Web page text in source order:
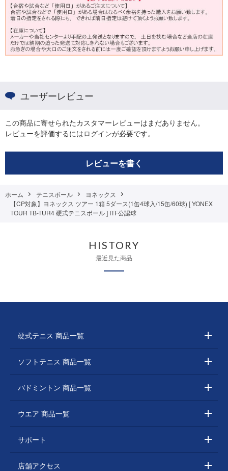
ユーザーレビュー
この商品に寄せられたカスタマーレビューはまだありません。
レビューを評価するにはログインが必要です。
レビューを書く
ホーム テニスボール
ヨネックス
【CP対象】ヨネックス ツアー 1箱 5ダース(1缶4球入/15缶/60球) [ YONEX
TOUR TB-TUR4 硬式テニスボール ] ITF公認球
HISTORY
最近見た商品
硬式テニス 商品一覧
ソフトテニス 商品一覧
バドミントン 商品一覧
ウエア 商品一覧
サポート
店舗アクセス